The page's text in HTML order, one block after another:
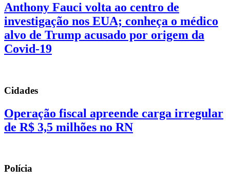
Anthony Fauci volta ao centro de
investigação nos EUA; conheça o médico
alvo de Trump acusado por origem da
Covid-19
Cidades
Operação fiscal apreende carga irregular
de R$ 3,5 milhões no RN
Polícia